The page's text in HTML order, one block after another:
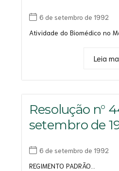
6 de setembro de 1992
Atividade do Biomédico no
Leia
Resolução n°
setembro de
6 de setembro de 1992
REGIMENTO PADRÃO...